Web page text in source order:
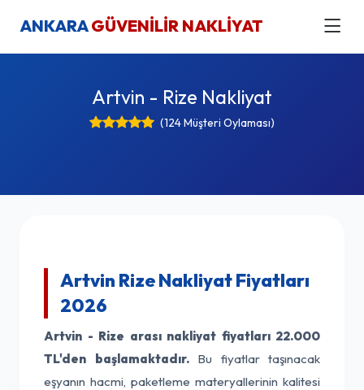
ANKARAGÜVENİLİR NAKLİYAT
Artvin - Rize Nakliyat
(124 Müşteri Oylaması)
Artvin Rize Nakliyat Fiyatları
2026
Artvin - Rize arası nakliyat fiyatları 22.000
TL'den başlamaktadır.Bu fiyatlar taşınacak
eşyanın hacmi, paketleme materyallerinin kalitesi